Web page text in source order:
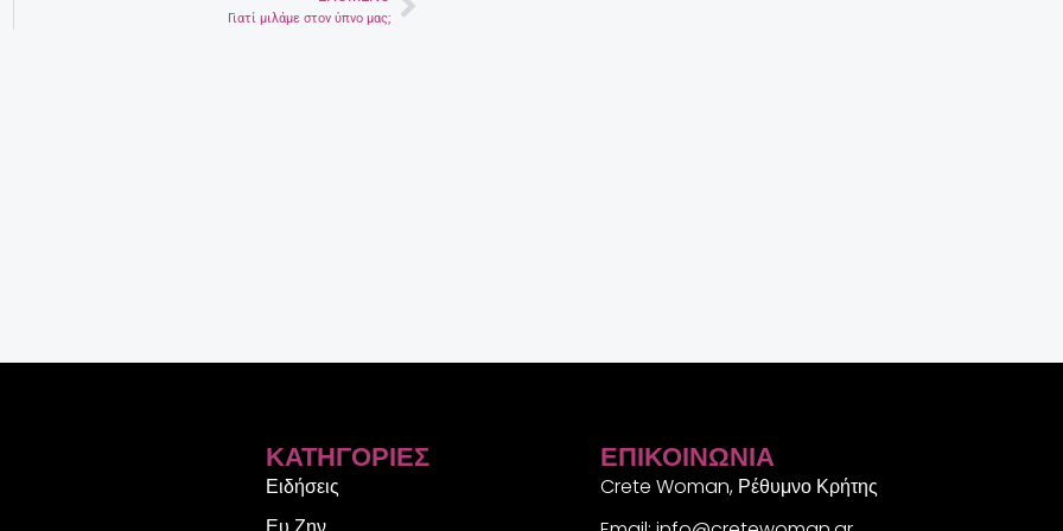
Γιατί μιλάμε στον ύπνο μας;Next
ΚΑΤΗΓΟΡΊΕΣ
Ειδήσεις
ΕΠΙΚΟΙΝΩΝΊΑ
Crete Woman, Ρέθυμνο Κρήτης